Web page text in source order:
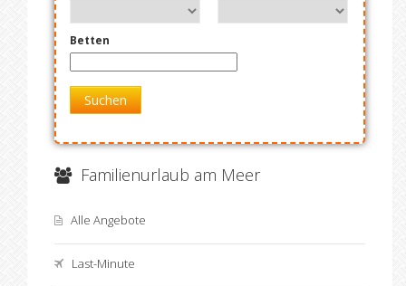
Betten
Suchen
Familienurlaub am Meer
Alle Angebote
Last-Minute